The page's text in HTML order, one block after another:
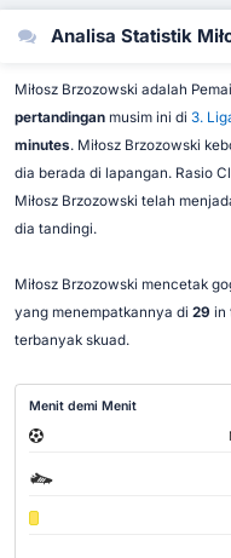
Analisa Statistik
Miłosz Brzozowski adalah
pertandinganmusim ini di 3.
minutes. Miłosz Brzozowski
dia berada di lapangan. Rasio
Miłosz Brzozowski telah
dia tandingi.
Miłosz Brzozowski mencetak
yang menempatkannya di 29 in
terbanyak skuad.
Menit demi Menit